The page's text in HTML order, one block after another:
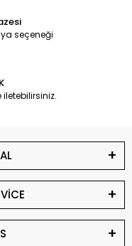
seçeneği
iletebilirsiniz.